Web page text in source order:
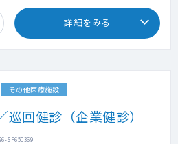
詳細をみる
その他医療施設
回健診（企業健診）
SF650369